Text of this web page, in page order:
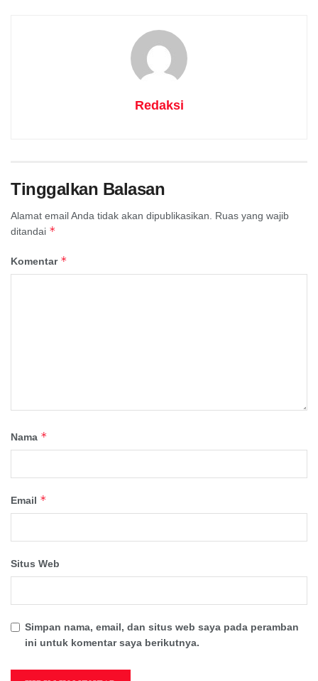
Redaksi
Tinggalkan Balasan
Alamat email Anda tidak akan dipublikasikan.
Ruas yang wajib
ditandai *
Komentar *
Nama *
Email *
Situs Web
Simpan nama, email, dan situs web saya pada peramban
ini untuk komentar saya berikutnya.